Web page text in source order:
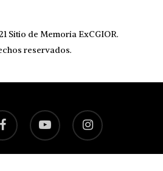
Sitio de Memoria ExCGIOR.
reservados.
youtube instagram